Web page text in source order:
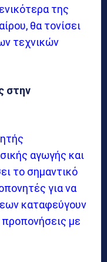
της
θα τονίσει
τεχνικών
στην
αγωγής και
το σημαντικό
για να
καταφεύγουν
με